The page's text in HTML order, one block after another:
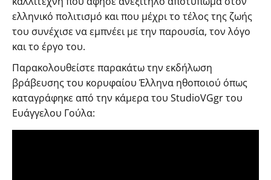
ελληνικό πολιτισμό και που μέχρι το τέλος της ζωής
του συνέχισε να εμπνέει με την παρουσία, τον λόγο
και το έργο του.
Παρακολουθείστε παρακάτω την εκδήλωση
βράβευσης του κορυφαίου Έλληνα ηθοποιού όπως
καταγράφηκε από την κάμερα του StudioVGgr του
Ευάγγελου Γούλα: